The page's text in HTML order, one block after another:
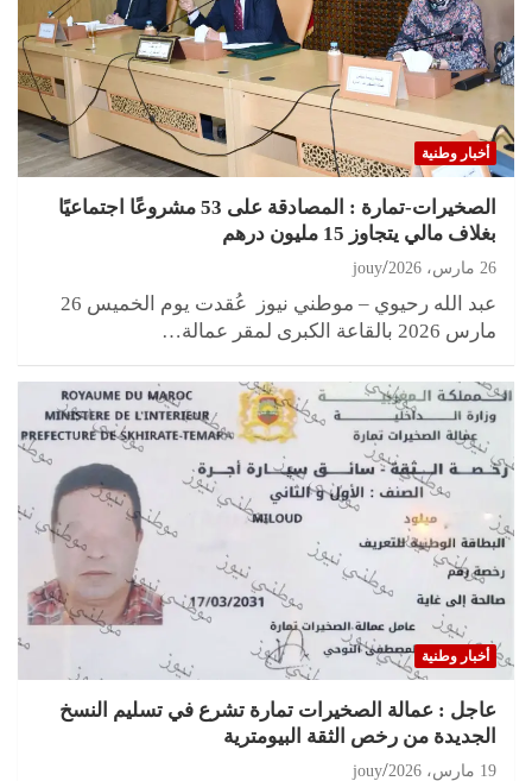
أخبار وطنية
الصخيرات-تمارة : المصادقة على 53 مشروعًا اجتماعيًا
بغلاف مالي يتجاوز 15 مليون درهم
26 مارس، 2026 jouy
عبد الله رحيوي – موطني نيوز عُقدت يوم الخميس 26
مارس 2026 بالقاعة الكبرى لمقر عمالة…
أخبار وطنية
عاجل : عمالة الصخيرات تمارة تشرع في تسليم النسخ
الجديدة من رخص الثقة البيومترية
19 مارس، 2026 jouy